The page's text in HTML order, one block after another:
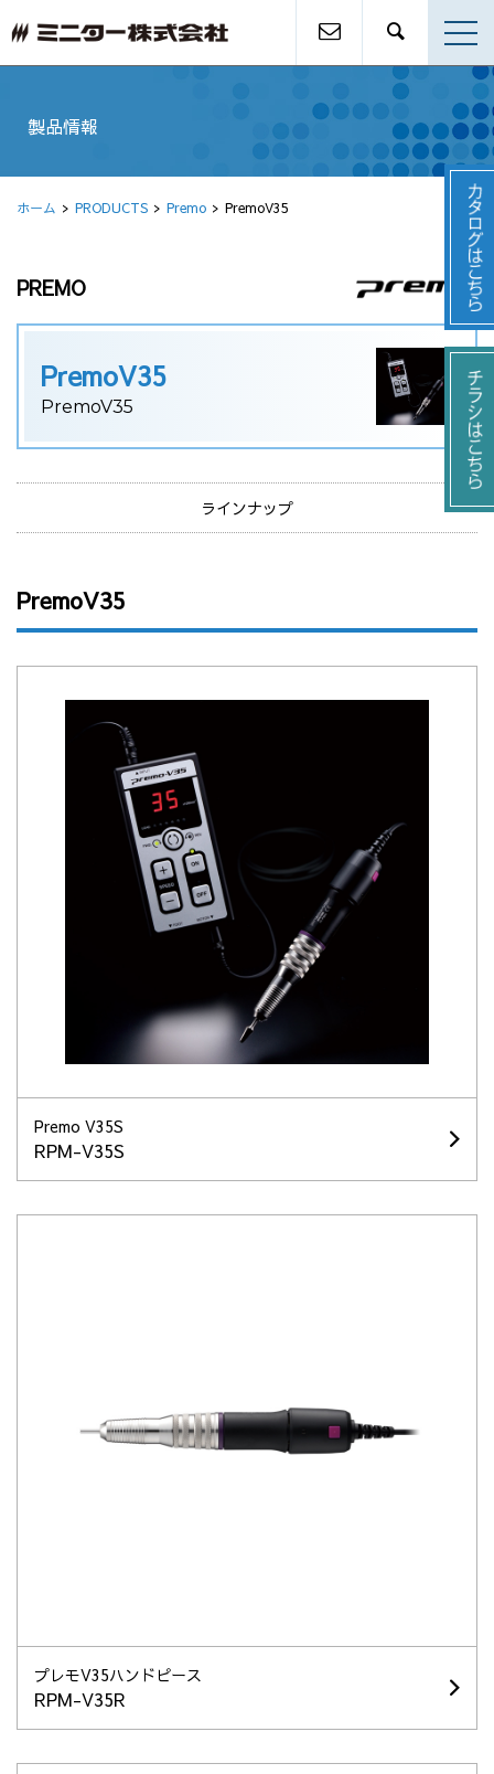
製品情報
ホーム PRODUCTS Premo PremoV35
PREMO
PremoV35
PremoV35
ラインナップ
PremoV35
Premo V35S
RPM-V35S
プレモV35ハンドピース
RPM-V35R